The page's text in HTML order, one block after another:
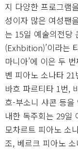
지 다양한 프로그램
성이자 많은 여성팬
는 15일 예술의전당
(Exhbition)’이라는
마니아’에 이은 두
벤 피아노 소나타 21
바흐 파르티타 1번,
흐-부소니 샤콘 등을
내한 독주회는 29일
모차르트 피아노 소
조, 베르크 피아노